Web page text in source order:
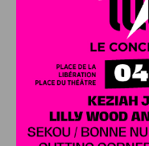
LE DFCO DÉVOILE
SAISON 2026-2027